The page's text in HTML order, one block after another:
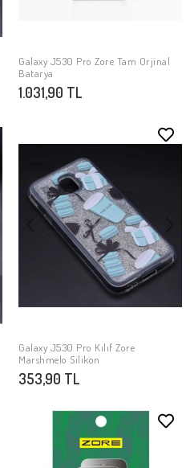
SEPETE EKLE
Galaxy J530 Pro Zore Tam Orjinal
Batarya
1.031,90 TL
SEPETE EKLE
Galaxy J530 Pro Kılıf Zore
Marshmelo Silikon
353,90 TL